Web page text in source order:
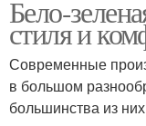
Бело-
стиля и
Современные
в большом
большинства из